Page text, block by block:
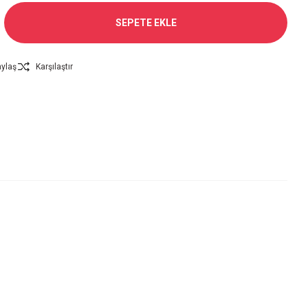
SEPETE EKLE
Karşılaştır